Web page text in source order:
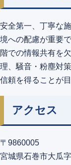
安全第一、丁寧な
境への配慮が重要
階での情報共有を
理、騒音・粉塵対
信頼を得ることが目
アクセス
〒9860005
宮城県石巻市大瓜